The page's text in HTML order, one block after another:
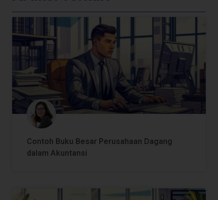
Contoh Buku Besar Perusahaan Dagang
dalam Akuntansi